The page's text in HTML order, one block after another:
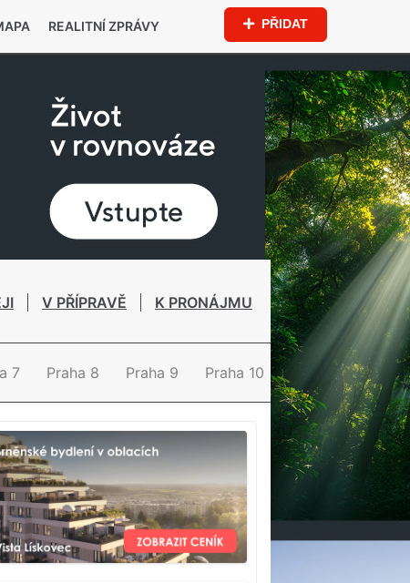
REALITNÍ ZPRÁVY PŘIDAT
V PŘÍPRAVĚ K PRONÁJMU
7 Praha 8 Praha 9 Praha 10